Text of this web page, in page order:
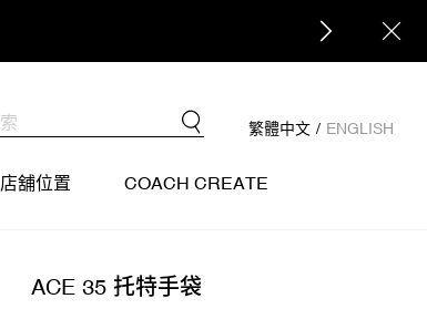
繁體中文 / ENGLISH
店舖位置 COACH CREATE
ACE 35 托特手袋